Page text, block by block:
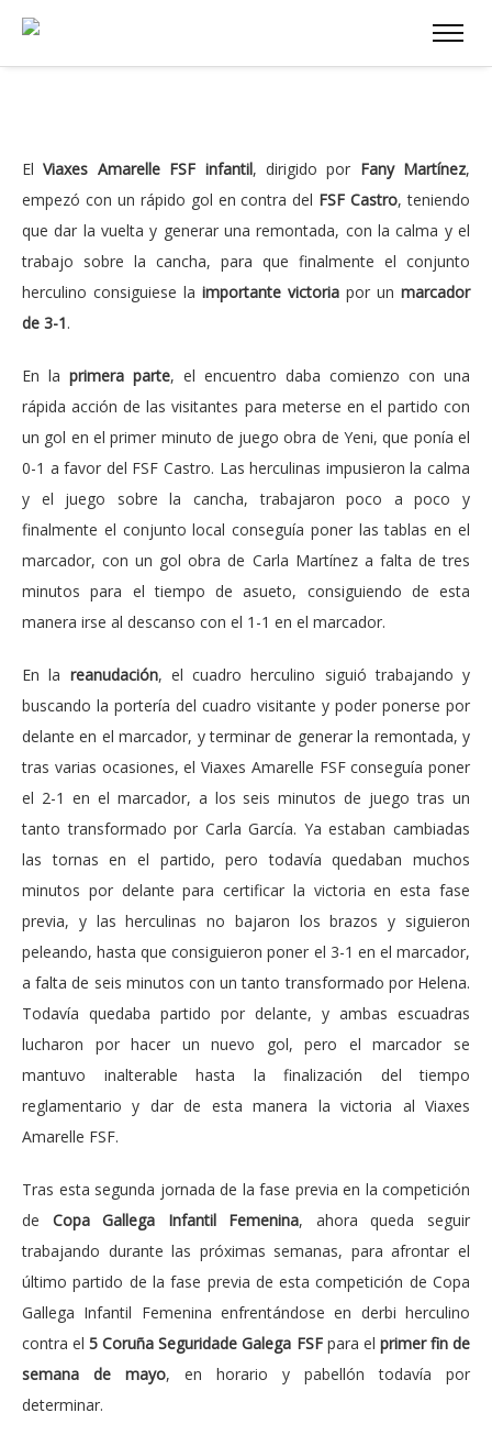
ElViaxes Amarelle FSF infantil, dirigido por Fany Martínez,
empezó con un rápido gol en contra del FSF Castro, teniendo
que dar la vuelta y generar una remontada, con la calma y el
trabajo sobre la cancha, para que finalmente el conjunto
herculino consiguiese la importante victoria por un marcador
de 3-1.
En la primera parte, el encuentro daba comienzo con una
rápida acción de las visitantes para meterse en el partido con
un gol en el primer minuto de juego obra de Yeni, que ponía el
0-1 a favor del FSF Castro. Las herculinas impusieron la calma
y el juego sobre la cancha, trabajaron poco a poco y
finalmente el conjunto local conseguía poner las tablas en el
marcador, con un gol obra de Carla Martínez a falta de tres
minutos para el tiempo de asueto, consiguiendo de esta
manera irse al descanso con el 1-1 en el marcador.
En la reanudación, el cuadro herculino siguió trabajando y
buscando la portería del cuadro visitante y poder ponerse por
delante en el marcador, y terminar de generar la remontada, y
tras varias ocasiones, el Viaxes Amarelle FSF conseguía poner
el 2-1 en el marcador, a los seis minutos de juego tras un
tanto transformado por Carla García. Ya estaban cambiadas
las tornas en el partido, pero todavía quedaban muchos
minutos por delante para certificar la victoria en esta fase
previa, y las herculinas no bajaron los brazos y siguieron
peleando, hasta que consiguieron poner el 3-1 en el marcador,
a falta de seis minutos con un tanto transformado por Helena.
Todavía quedaba partido por delante, y ambas escuadras
lucharon por hacer un nuevo gol, pero el marcador se
mantuvo inalterable hasta la finalización del tiempo
reglamentario y dar de esta manera la victoria al Viaxes
Amarelle FSF.
Tras esta segunda jornada de la fase previa en la competición
de Copa Gallega Infantil Femenina, ahora queda seguir
trabajando durante las próximas semanas, para afrontar el
último partido de la fase previa de esta competición de Copa
Gallega Infantil Femenina enfrentándose en derbi herculino
contra el5 Coruña Seguridade Galega FSFpara el primer fin de
semana de mayo, en horario y pabellón todavía por
determinar.